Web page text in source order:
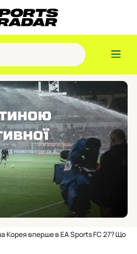
Корея вперше в EA Sports FC 27? Що